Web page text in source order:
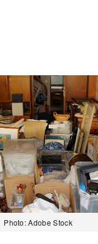
Adobe Stock